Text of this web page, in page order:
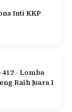
Inti KKP
- Lomba
Raih Juara I